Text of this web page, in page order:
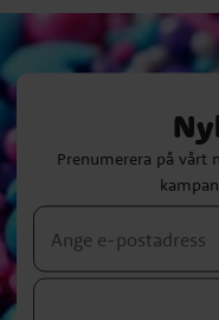
Prenumerera på vårt